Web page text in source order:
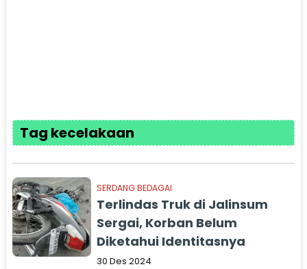
Tag kecelakaan
SERDANG BEDAGAI
Terlindas Truk di Jalinsum
Sergai, Korban Belum
Diketahui Identitasnya
30 Des 2024